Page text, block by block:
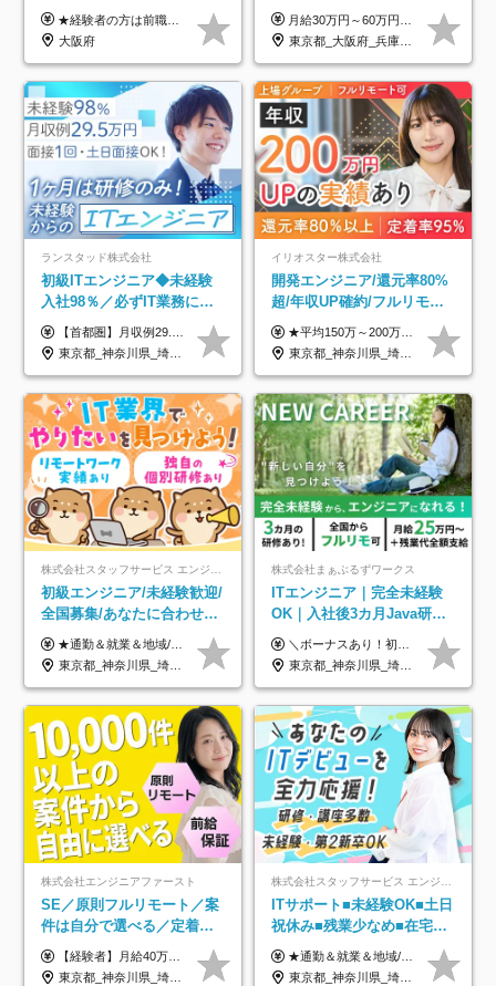
はない！｜ 不安を克服し、
年収アップした社員の実例
★経験者の方は前職の年収以上を保証します ★案件単価を開示した上で80％以上を還元します 月給25万円以上＋賞与年2回 ※経験や能力を考慮の上で優遇します ※試用期間が3ヶ月(その間の給与・待遇・雇用形態に変更はありません) ※月給には月20時間分のみなし残業手当(5万円)を含みます(超過分は別途支給) ★残業平均は月10時間以下ですので、毎月10時間分程度はお得です！
大阪府
ト案件多数*残業ほぼ0*通院
のための半休制度あり
月給30万円～60万円+住宅手当+職能手当+役職手当+決算賞与+報奨金 ※経験・能力を考慮し、優遇します ※給与には20時間分のみなし時間外手当(3万7000円以上)を含みます(超過時間分は別途追加支給) ※試用期間3～6ヵ月あり(その間の給与、待遇に差異なし) ※場合によって契約社員での採用の可能性あり(面接時に応相談)
東京都_大阪府_兵庫県_京都府_福岡県
ランスタッド株式会社
初級ITエンジニア◆未経験
入社98％／必ずIT業務に配
属／月収例29.5万円／Web
面接1回／土日面接可/SE
【首都圏】月収例29.5万円（月給26万円＋諸手当） 【東海・関西】月収例28.5万円（月給25万円＋諸手当） 【九州】月収例26万円（月給23万円＋諸手当） ※経験・スキル・前職給与を踏まえ、総合的に判断して決定します。 例：首都圏 月収例31万円（月給27万円＋諸手当） ◆各種手当 ・通勤手当（上限4万円まで） ・残業代手当（1分単位で全額支給） ※固定残業代制は採用しておりません ・深夜勤務手当 ・資格取得支援（ランクに応じてお祝い金1万円～10万円を支給） ◆昇給：年1回 ◆補足 ・研修中1ヶ月間は、時給1670円となります。 ・試用期間6ヶ月あり。その間の待遇に変更はありません。 ※詳細は面接時にご案内します。
東京都_神奈川県_埼玉県_千葉県_大阪府_愛知県_兵庫県_京都府_福岡県
イリオスター株式会社
開発エンジニア/還元率80%
超/年収UP確約/フルリモ
OK/年休130日/平均残業7h/
約2万件の案件から選択
★平均150万～200万円年収UPを実現！ ★前職給与を100％保証！ ★案件内容の開示・明確な評価体制あり ⇒クライアント評価で即昇給を実現したケースも◎ ★年12回（毎月昇給チャンスあり） ■月給35万円～103万円 ※経験・能力・前職給与を考慮し、決定 ※上記給与には月30時間分(6万6500円以上)の固定残業代が含まれます。超過分は手当として別途支給します ※試用期間3ヶ月あり(期間中の給与・待遇面に差異はありません) ▼収入アップの実例をご紹介 ───────────── ★働き方改革をした30代男性（PG） 子どもが生まれたばかりなのに、忙しい現場で残業も月50～60時間が当たり前。 ⇒残業ほぼゼロ＆週3リモートの働き方に！しかも給与もアップ！ ★収入アップした30代男性（PM） 子供が3人いて家計も苦しく、残業代で稼ぐ日々… ⇒残業をたくさんしていた年収額より、100万円以上アップしました！
東京都_神奈川県_埼玉県_千葉県_大阪府_愛知県_北海道_青森県_岩手県_宮城県_秋田県_山形県_福島県_茨城県_栃木県_群馬県_新潟県_山梨県_長野県_富山県_石川県_福井県_静岡県_岐阜県_三重県_兵庫県_京都府_滋賀県_奈良県_和歌山県_広島県_岡山県_鳥取県_島根県_山口県_徳島県_香川県_愛媛県_高知県_福岡県_熊本県_佐賀県_長崎県_大分県_宮崎県_鹿児島県_沖縄県
株式会社スタッフサービス エンジニアリング事業本部
初級エンジニア/未経験歓迎/
全国募集/あなたに合わせた
オリジナル研修をご用
意/AI・IoT/残業平均8時間
★通勤＆就業＆地域/住宅＆役職手当あり ★残業代は全額支給 ★選べる給与制度あり！ ■東京・神奈川・千葉・埼玉勤務の場合 月給24.5万円～55万円＋諸手当 （残業代は全額支給） (20,000円の地域/住宅手当込み) ■愛知・京都・大阪・兵庫勤務の場合 月給24万円以上＋諸手当 （残業代は全額支給） (15,000円の地域/住宅手当込み) ■茨城・栃木・群馬・静岡・三重・滋賀・広島・福岡勤務の場合 月給23.5万円以上＋諸手当 （残業代は全額支給） (10,000円の地域/住宅手当込み) ■北海道・宮城・山梨・長野・岐阜・奈良・和歌山・岡山勤務の場合 月給23万円以上＋諸手当 （残業代は全額支給） (5,000円の地域/住宅手当込み) ■その他のエリア勤務の場合 月給22.5万円以上＋諸手当 （残業代は全額支給） ※経験や能力を考慮し、当社規定により優遇します 【昇給：年一回実施】 【選べる給与制度】 ★収入を重視する方に… 「変動型人事制度」の選択も可能（派遣先からの評価に応じて収入アップ！） ※年2回のタイミングで希望者と面談の上決定します。
東京都_神奈川県_埼玉県_千葉県_大阪府_愛知県_北海道_岩手県_宮城県_山形県_福島県_茨城県_栃木県_群馬県_山梨県_長野県_富山県_石川県_静岡県_岐阜県_三重県_兵庫県_京都府_滋賀県_奈良県_広島県_岡山県_山口県_愛媛県_福岡県_熊本県_長崎県
株式会社まぁぶるずワークス
ITエンジニア｜完全未経験
OK｜入社後3カ月Java研修
｜リモート率8割以上｜充実
のキャリア支援｜残業月10h
＼ボーナスあり！初年度から年収300万円以上／ ■月給25万円～35万円＋残業代全額支給＋各種手当＋賞与年1回 ◎経験・年齢・スキルなどを考慮し、できるだけ優遇します ◎試用期間中(3カ月)は契約社員で、月給21万円＋諸手当になります。 (試用期間中は残業が発生しません。その他の待遇に変更はありません) ----------------- ＼3つの評価軸！実力次第で早期収入アップ！／ 【1】スキル(IT理解、実装力、設計) 【2】実務力(現場評価、コミュ力、品質) 【3】姿勢(自走力、意欲、責任感) この3つの評価軸で、3カ月ごとに評価。社内グレードにより、給与が決まる明確な仕組みです。何ができれば給与が上がるのか分かりやすく、実力や努力次第で早期に収入を増やせます！ 【固定残業代について】 なし（残業代は、実際の労働時間に応じて別途全額支給）
東京都_神奈川県_埼玉県_千葉県_大阪府_愛知県_北海道_青森県_岩手県_宮城県_秋田県_山形県_福島県_茨城県_栃木県_群馬県_新潟県_山梨県_長野県_富山県_石川県_福井県_静岡県_岐阜県_三重県_兵庫県_京都府_滋賀県_奈良県_和歌山県_広島県_岡山県_鳥取県_島根県_山口県_徳島県_香川県_愛媛県_高知県_福岡県_熊本県_佐賀県_長崎県_大分県_宮崎県_鹿児島県_沖縄県
株式会社エンジニアファースト
SE／原則フルリモート／案
件は自分で選べる／定着率
93%／20～30代活躍中！
【経験者】月給40万円～120万円(固定残業代含む)+各種手当 ★前職給与の総収入額を100％保証｜還元率84％〜100％ ★20代の平均年収570万円 ※月給には、みなし残業手当(月30時間／5万8000円以上)を含みます 超過分は別途追加支給 ※固定残業代は、時間外労働の有無に関わらず30時間分を、月5万8000円~15万7000円支給 ※上記を超える時間外労働分は追加で支給 【未経験者】月給21万円以上＋各種手当 固定残業なし(残業代発生分全額支給) ※6ヶ月の試用期間あり（※条件に変動なし） ▼単価連動性×還元率は84％～100％で収入の大幅UPが可能！ ・案件単価が月50万円の場合：年収417万円 ・案件単価が月70万円の場合：年収584万円 ・案件単価が月100万円の場合：年収834万円 ＜モデル年収＞ ▼400万円～500万円(入社初年度) ▼542万円～626万円(入社2年) ▼667万円～700万円(入社3年） ▼709万円～801万円(入社5年）
東京都_神奈川県_埼玉県_千葉県_大阪府_愛知県_北海道_青森県_岩手県_宮城県_秋田県_山形県_福島県_茨城県_栃木県_群馬県_新潟県_山梨県_長野県_富山県_石川県_福井県_静岡県_岐阜県_三重県_兵庫県_京都府_滋賀県_奈良県_和歌山県_広島県_岡山県_鳥取県_島根県_山口県_徳島県_香川県_愛媛県_高知県_福岡県_熊本県_佐賀県_長崎県_大分県_宮崎県_鹿児島県_沖縄県
株式会社スタッフサービス エンジニアリング事業本部
ITサポート■未経験OK■土日
祝休み■残業少なめ■在宅実
績あり■約900種類のスキル
アップ講座あり■全国募集
★通勤＆就業＆地域/住宅＆役職手当あり ★残業代は全額支給 ★選べる給与制度あり！ ■東京・神奈川・千葉・埼玉勤務の場合 月給24.5万円～55万円＋諸手当 （残業代は全額支給） (20,000円の地域/住宅手当込み) ■愛知・京都・大阪・兵庫勤務の場合 月給24万円以上＋諸手当 （残業代は全額支給） (15,000円の地域/住宅手当込み) ■茨城・栃木・群馬・静岡・三重・滋賀・広島・福岡勤務の場合 月給23.5万円以上＋諸手当 （残業代は全額支給） (10,000円の地域/住宅手当込み) ■北海道・宮城・山梨・長野・岐阜・奈良・和歌山・岡山勤務の場合 月給23万円以上＋諸手当 （残業代は全額支給） (5,000円の地域/住宅手当込み) ■その他のエリア勤務の場合 月給22.5万円以上＋諸手当 （残業代は全額支給） ※経験や能力を考慮し、当社規定により優遇します 【昇給：年一回実施】 【選べる給与制度】 ★収入を重視する方に… 「変動型人事制度」の選択も可能（派遣先からの評価に応じて収入アップ！） ※年2回のタイミングで希望者と面談の上決定します。
東京都_神奈川県_埼玉県_千葉県_大阪府_愛知県_北海道_岩手県_宮城県_山形県_福島県_茨城県_栃木県_群馬県_山梨県_長野県_富山県_石川県_静岡県_岐阜県_三重県_兵庫県_京都府_滋賀県_奈良県_広島県_岡山県_山口県_愛媛県_福岡県_熊本県_長崎県